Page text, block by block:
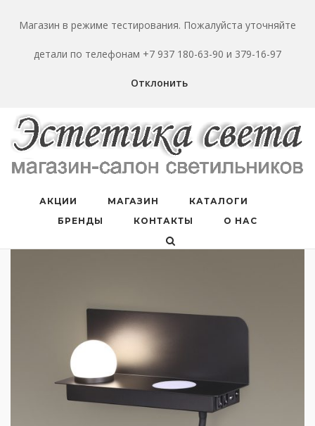
Магазин в режиме тестирования. Пожалуйста уточняйте
детали по телефонам +7 937 180-63-90 и 379-16-97
Отклонить
АКЦИИ МАГАЗИН
КАТАЛОГИ
БРЕНДЫ
КОНТАКТЫ О НАС